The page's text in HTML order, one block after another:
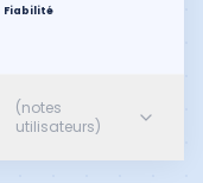
Fiabilité
(notes
utilisateurs)